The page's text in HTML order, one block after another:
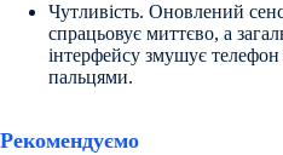
Чутливість. Оновлений
спрацьовує миттєво, а
інтерфейсу змушує телефон
пальцями.
Рекомендуємо